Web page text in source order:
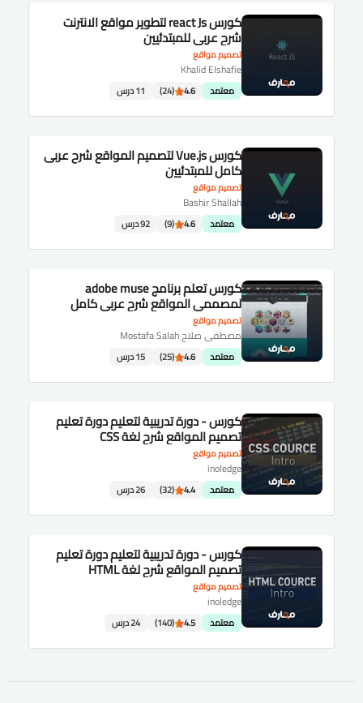
تصميم مواقع
كورس react Js لتطوير مواقع الانترنت
شرح عربى للمبتدئيين
Khalid Elshafie
معتمد 4.6
(24) 11 درس
تصميم مواقع
كورس Vue.js لتصميم المواقع شرح عربى
كامل للمبتدئيين
Bashir Shallah
معتمد 4.6
(9) 92 درس
تصميم مواقع
كورس تعلم برنامج adobe muse
لمصممى المواقع شرح عربى كامل
مصطفى صلاح Mostafa Salah
معتمد 4.6
(25) 15 درس
تصميم مواقع
كورس - دورة تدريبية لتعليم دورة تعليم
تصميم المواقع شرح لغة CSS
inoledge
معتمد 4.4
(32) 26 درس
تصميم مواقع
كورس - دورة تدريبية لتعليم دورة تعليم
تصميم المواقع شرح لغة HTML
inoledge
معتمد 4.5
(140) 24 درس